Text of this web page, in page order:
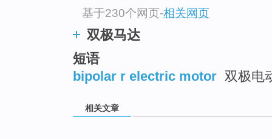
基于230个网页-相关网页
双极马达
短语
bipolar r electric motor 双极电
相关文章